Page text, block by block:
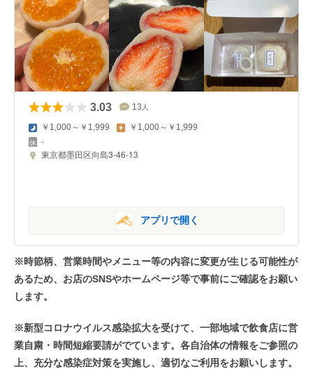
3.03 13 人
￥1,000～￥1,999 ￥1,000～￥1,999
-
東京都墨田区向島3-46-13
アプリで開く
※時節柄、営業時間やメニュー等の内容に変更が生じる可能性が
あるため、お店のSNSやホームページ等で事前にご確認をお願い
します。
※新型コロナウイルス感染拡大を受けて、一部地域で飲食店に営
業自粛・時間短縮要請がでています。各自治体の情報をご参照の
上、充分な感染症対策を実施し、適切なご利用をお願いします。